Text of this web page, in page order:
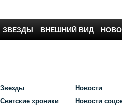
ЗВЕЗДЫ ВНЕШНИЙ ВИД
Звезды
Светские хроники
Новости
Новости